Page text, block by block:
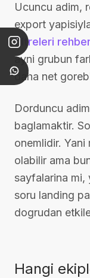
Ucuncu adim,
export
filtreleri
ayni grubun
daha net
Dorduncu
baglamaktir.
onemlidir.
olabilir ama
sayfalarina mi,
soru landing
dogrudan
Hangi